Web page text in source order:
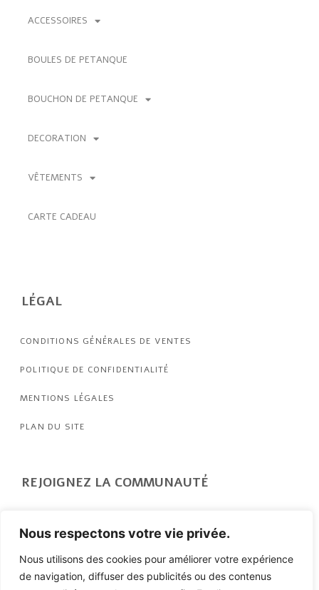
Nous respectons votre vie privée.
Nous utilisons des cookies pour améliorer votre expérience
de navigation, diffuser des publicités ou des contenus
ACCESSOIRES
BOULES DE PETANQUE
BOUCHON DE PETANQUE
DECORATION
VÊTEMENTS
CARTE CADEAU
LÉGAL
CONDITIONS GÉNÉRALES DE VENTES
POLITIQUE DE CONFIDENTIALITÉ
MENTIONS LÉGALES
PLAN DU SITE
REJOIGNEZ LA COMMUNAUTÉ
Nous contacter